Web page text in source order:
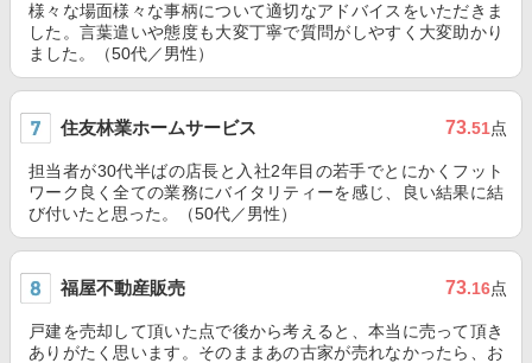
様々な場面様々な事柄について適切なアドバイスをいただきま
した。言葉遣いや態度も大変丁寧で質問がしやすく大変助かり
ました。（50代／男性）
住友林業ホームサービス 73.51点
担当者が30代半ばの店長と入社2年目の若手でとにかくフット
ワーク良く全ての業務にバイタリティーを感じ、良い結果に結
び付いたと思った。（50代／男性）
福屋不動産販売 73.16点
戸建を売却して頂いた点で後から考えると、本当に売って頂き
ありがたく思います。そのままあの古家が売れなかったら、お